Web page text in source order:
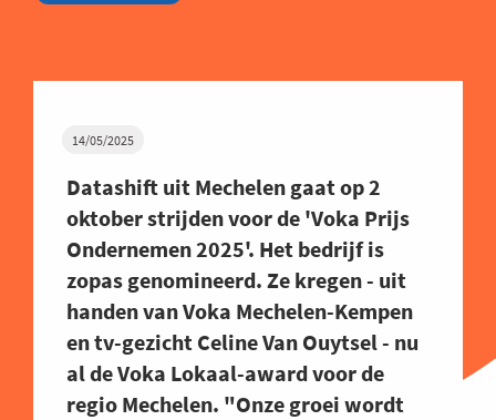
14/05/2025
Datashift uit Mechelen gaat op 2
oktober strijden voor de 'Voka Prijs
Ondernemen 2025'. Het bedrijf is
zopas genomineerd. Ze kregen - uit
handen van Voka Mechelen-Kempen
en tv-gezicht Celine Van Ouytsel - nu
al de Voka Lokaal-award voor de
regio Mechelen. "Onze groei wordt